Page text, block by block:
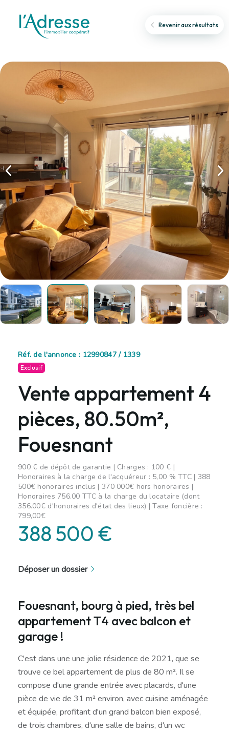
Revenir aux résultats
Réf. de l'annonce : 12990847 / 1339
Exclusif
Vente appartement 4
pièces, 80.50m²,
Fouesnant
900 € de dépôt de garantie | Charges : 100 € |
Honoraires à la charge de l'acquéreur : 5,00 % TTC | 388
500€ honoraires inclus | 370 000€ hors honoraires |
Honoraires 756.00 TTC à la charge du locataire (dont
356.00€ d'honoraires d'état des lieux) | Taxe foncière :
799,00€
388 500 €
Déposer un dossier
Fouesnant, bourg à pied, très bel
appartement T4 avec balcon et
garage !
C'est dans une une jolie résidence de 2021, que se
trouve ce bel appartement de plus de 80 m². Il se
compose d'une grande entrée avec placards, d'une
pièce de vie de 31 m² environ, avec cuisine aménagée
et équipée, profitant d'un grand balcon bien exposé,
de trois chambres, d'une salle de bains, d'un wc